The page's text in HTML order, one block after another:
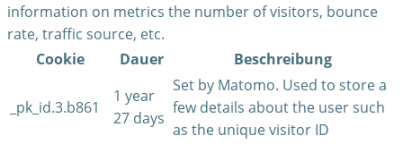
information on metrics the number of visitors, bounce
rate, traffic source, etc.
Cookie
Dauer Beschreibung
_pk_id.3.b861
1 year
27 days
Set by Matomo. Used to store a
few details about the user such
as the unique visitor ID